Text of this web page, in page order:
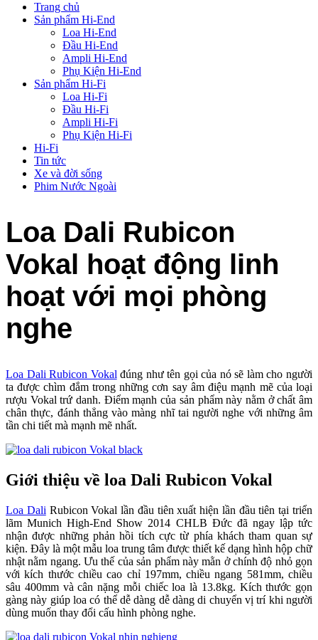
Trang chủ
Sản phẩm Hi-End
Loa Hi-End
Đầu Hi-End
Ampli Hi-End
Phụ Kiện Hi-End
Sản phẩm Hi-Fi
Loa Hi-Fi
Đầu Hi-Fi
Ampli Hi-Fi
Phụ Kiện Hi-Fi
Hi-Fi
Tin tức
Xe và đời sống
Phim Nước Ngoài
Loa Dali Rubicon
Vokal hoạt động linh
hoạt với mọi phòng
nghe
Loa Dali Rubicon Vokal đúng như tên gọi của nó sẽ làm cho người
ta được chìm đắm trong những cơn say âm điệu mạnh mẽ của loại
rượu Vokal trứ danh. Điểm mạnh của sản phẩm này nằm ở chất âm
chân thực, đánh thẳng vào màng nhĩ tai người nghe với những âm
tần chi tiết mà mạnh mẽ nhất.
Giới thiệu về loa Dali Rubicon Vokal
Loa Dali Rubicon Vokal lần đầu tiên xuất hiện lần đầu tiên tại triển
lãm Munich High-End Show 2014 CHLB Đức đã ngay lập tức
nhận được những phản hồi tích cực từ phía khách tham quan sự
kiện. Đây là một mẫu loa trung tâm được thiết kế dạng hình hộp chữ
nhật nằm ngang. Ưu thế của sản phẩm này mằn ở chính độ nhỏ gọn
với kích thước chiều cao chỉ 197mm, chiều ngang 581mm, chiều
sâu 400mm và cân nặng mỗi chiếc loa là 13.8kg. Kích thước gọn
gàng này giúp loa có thể dễ dàng dễ dàng di chuyển vị trí khi người
dùng muốn thay đổi cấu hình phòng nghe.